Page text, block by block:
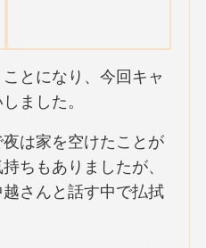
とになり、今回キャ
ました。
は家を空けたことが
ちもありましたが、
さんと話す中で払拭